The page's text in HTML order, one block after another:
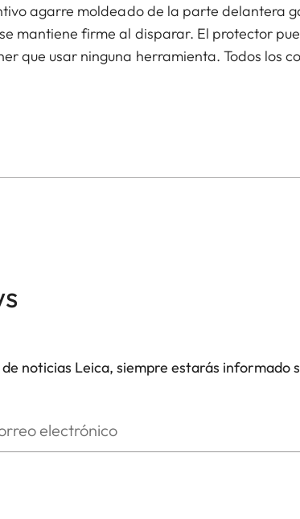
agarre moldeado de la parte delantera
mantiene firme al disparar. El protector
que usar ninguna herramienta. Todos los
la correa no esté enganchada a la
noticias Leica, siempre estarás informado